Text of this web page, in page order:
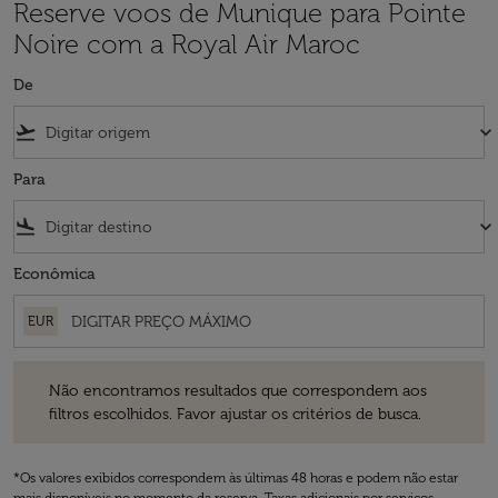
Reserve voos de Munique para Pointe
Noire com a Royal Air Maroc
De
flight_takeoff keyboard_arrow_down
Para
flight_land keyboard_arrow_down
Econômica
EUR
Não encontramos resultados que correspondem aos
filtros escolhidos. Favor ajustar os critérios de busca.
*Os valores exibidos correspondem às últimas 48 horas e podem não estar